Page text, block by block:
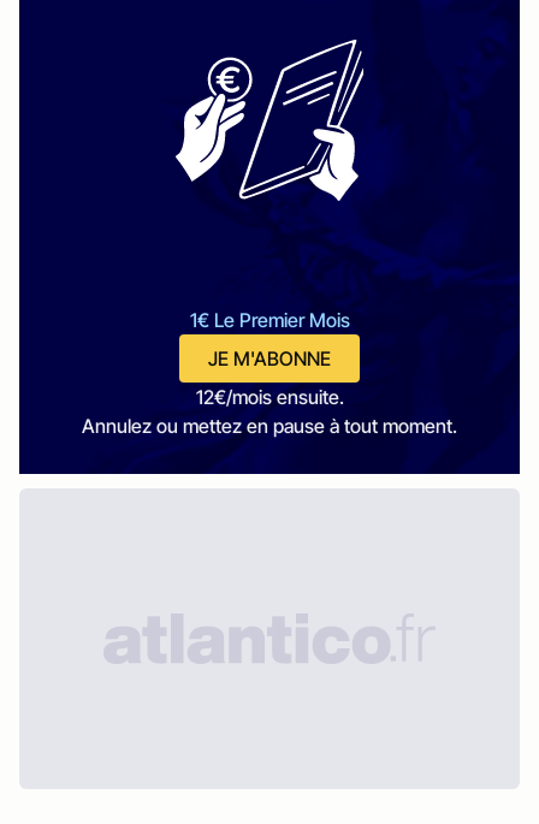
1€ Le Premier Mois
JE M'ABONNE
12€/mois ensuite.
Annulez ou mettez en pause à tout moment.